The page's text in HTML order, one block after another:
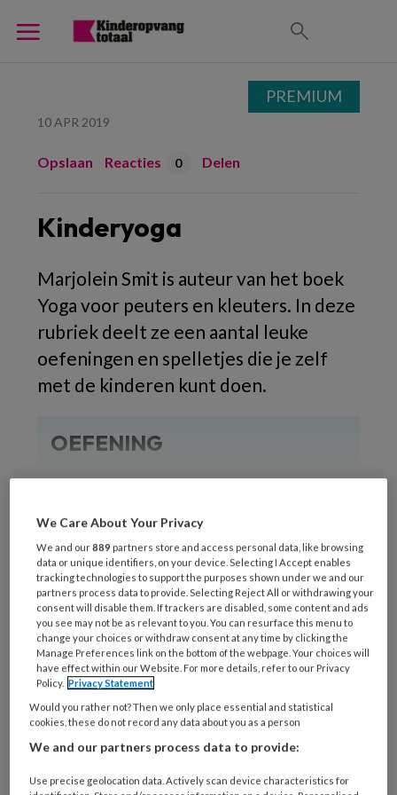
10 APR 2019
Opslaan Reacties 0 Delen
Kinderyoga
Marjolein Smit is auteur van het boek
Yoga voor peuters en kleuters. In deze
rubriek deelt ze een aantal leuke
oefeningen en spelletjes die je zelf
met de kinderen kunt doen.
OEFENING
REGISTREREN
Wil je dit artikel lezen?
Maak gratis een account aan en lees 2
artikelen gratis per maand
Al een account of abonnement? Log dan in
Wat
PREMIUM
We Care About Your Privacy
We and our889 partners store and access personal data, like browsing
data or unique identifiers, on your device. Selecting I Accept enables
tracking technologies to support the purposes shown under we and our
partners process data to provide. Selecting Reject All or withdrawing your
consent will disable them. If trackers are disabled, some content and ads
you see may not be as relevant to you. You can resurface this menu to
change your choices or withdraw consent at any time by clicking the
Manage Preferences link on the bottom of the webpage. Your choices will
have effect within our Website. For more details, refer to our Privacy
Policy. Privacy Statement
Would you rather not? Then we only place essential and statistical
cookies, these do not record any data about you as a person
We and our partners process data to provide:
Use precise geolocation data. Actively scan device characteristics for